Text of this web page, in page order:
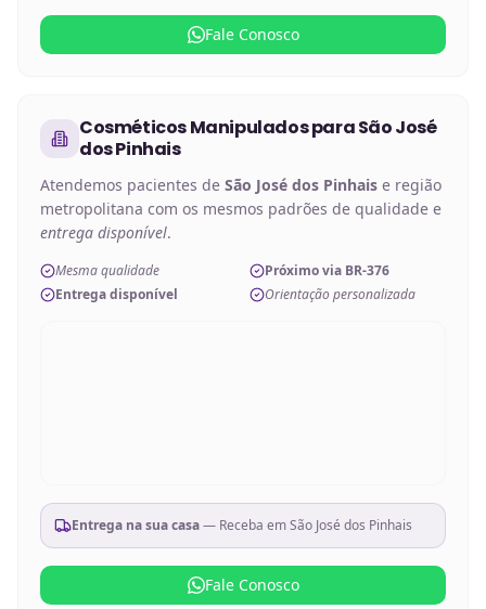
Fale Conosco
Cosméticos ManipuladosparaSão José
dos Pinhais
Atendemos pacientes de São José dos Pinhais e região
metropolitana com os mesmos padrões de qualidade e
entrega disponível.
Mesma qualidade
Próximo via BR-376
Entrega disponível
Orientação personalizada
Entrega na sua casa— Receba emSão José dos Pinhais
Fale Conosco